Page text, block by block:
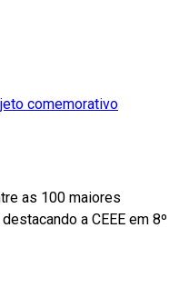
comemorativo
as 100 maiores
a CEEE em 8º